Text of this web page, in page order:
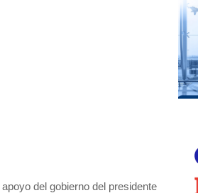
del gobierno del presidente